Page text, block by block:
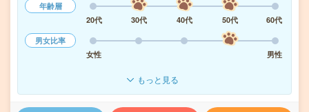
年齢層
20代
30代 40代 50代
60代
男女比率
女性
男性
もっと見る